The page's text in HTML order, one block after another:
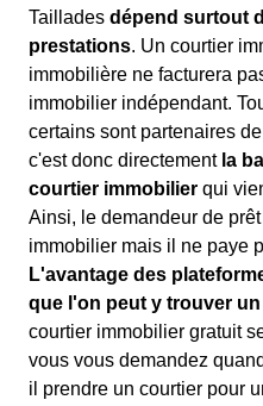
Taillades dépend surtout
prestations. Un courtier
immobilière ne facturera
immobilier indépendant.
certains sont partenaires
c'est donc directement la
courtier immobilier qui
Ainsi, le demandeur de
immobilier mais il ne paye
L'avantage des
que l'on peut y trouver
courtier immobilier gratuit
vous vous demandez
il prendre un courtier pour